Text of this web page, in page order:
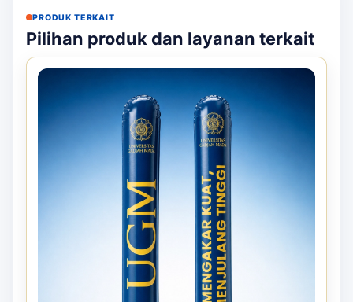
PRODUK TERKAIT
Pilihan produk dan layanan terkait